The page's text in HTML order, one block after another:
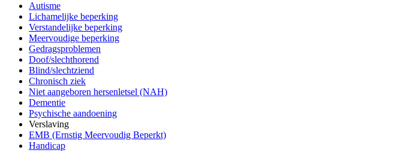
Autisme
Lichamelijke beperking
Verstandelijke beperking
Meervoudige beperking
Gedragsproblemen
Doof/slechthorend
Blind/slechtziend
Chronisch ziek
Niet aangeboren hersenletsel (NAH)
Dementie
Psychische aandoening
Verslaving
EMB (Ernstig Meervoudig Beperkt)
Handicap